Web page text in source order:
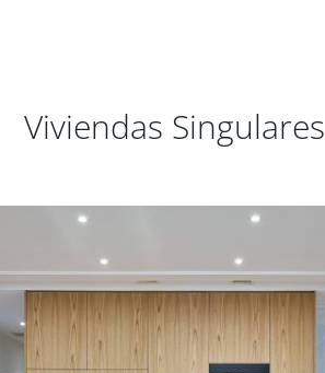
Viviendas Singulares